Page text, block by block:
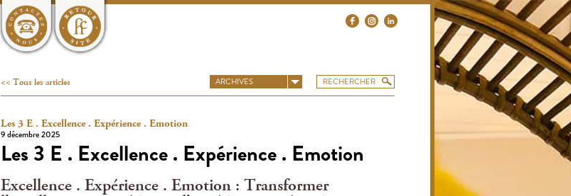
ARCHIVES
Tous les articles
Les 3 E . Excellence . Expérience . Emotion
9 décembre 2025
Les 3 E . Excellence . Expérience . Emotion
Excellence . Expérience . Emotion : Transformer